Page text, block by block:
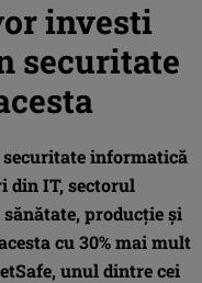
investi
securitate
informatică
din IT, sectorul
producţie şi
cu 30% mai mult
unul dintre cei